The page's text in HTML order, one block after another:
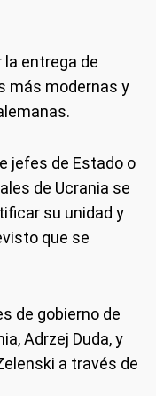
la entrega de
más modernas y
jefes de Estado o
de Ucrania se
su unidad y
que se
de gobierno de
Adrzej Duda, y
a través de